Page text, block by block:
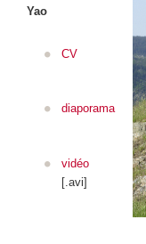
Yao
CV
diaporama
vidéo
[.avi]